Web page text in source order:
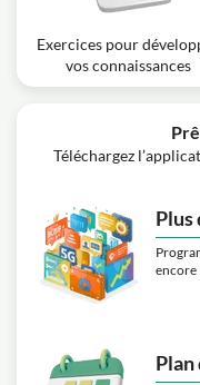
Exercices pour
vos connaissances
Téléchargez
Plus
encore